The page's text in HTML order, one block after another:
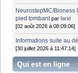
NeurostepMC/Bioness
pied tombant parfarid
[02 août 2026 à 08:09:06]
Informations suite au
[30 juillet 2026 à 11:47:14]
Qui est en ligne